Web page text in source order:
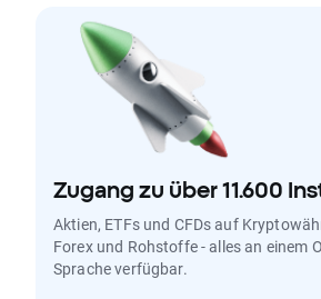
Zugang zu über 11.600
Aktien, ETFs und CFDs auf
Forex und Rohstoffe - alles an einem
Sprache verfügbar.